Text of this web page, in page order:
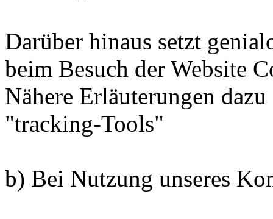
Darüber hinaus setzt
beim Besuch der Website
Nähere Erläuterungen
"tracking-Tools"
b) Bei Nutzung unseres